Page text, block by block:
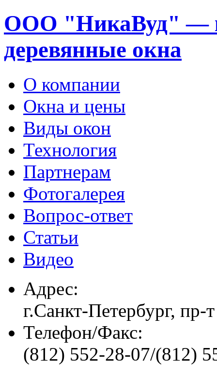
ООО "НикаВуд" —
деревянные окна
О компании
Окна и цены
Виды окон
Технология
Партнерам
Фотогалерея
Вопрос-ответ
Статьи
Видео
Адрес:
г.Санкт-Петербург, пр-
Телефон/Факс:
(812) 552-28-07/(812)